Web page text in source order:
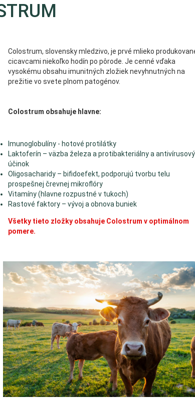
Colostrum, slovensky mledzivo, je prvé mlieko
cicavcami niekoľko hodín po pôrode. Je cenné vďaka
vysokému obsahu imunitných zložiek nevyhnutných na
prežitie vo svete plnom patogénov.
Colostrum obsahuje hlavne:
Imunoglobulíny - hotové protilátky
Laktoferín – väzba železa a protibakteriálny a antivírusový
účinok
Oligosacharidy – bifidoefekt, podporujú tvorbu telu
prospešnej črevnej mikroflóry
Vitamíny (hlavne rozpustné v tukoch)
Rastové faktory – vývoj a obnova buniek
Všetky tieto zložky obsahuje Colostrum v optimálnom
pomere.